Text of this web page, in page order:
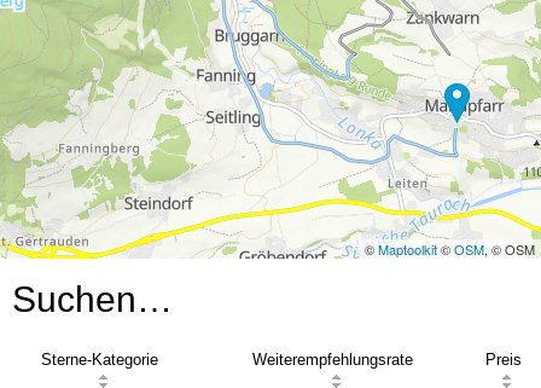
©Maptoolkit©OSM, © OSM
Suchen…
Sterne-Kategorie Weiterempfehlungsrate Preis